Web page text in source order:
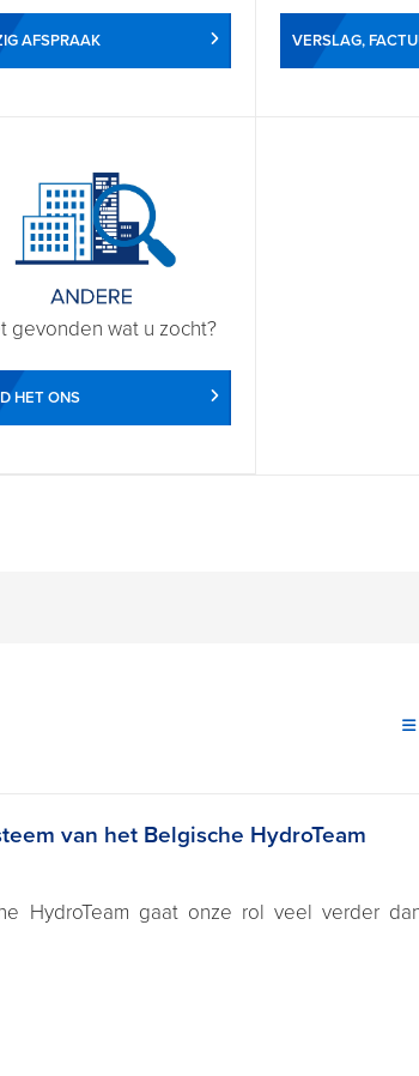
AFSPRAAK VERSLAG,
gevonden wat u zocht?
HET ONS
van het Belgische HydroTeam
HydroTeam gaat onze rol veel verder